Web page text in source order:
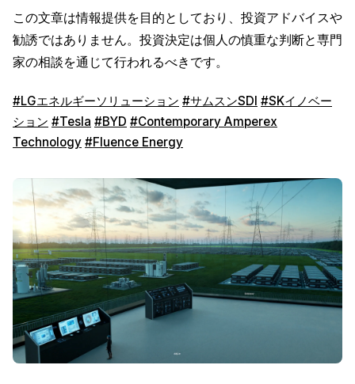
この文章は情報提供を目的としており、投資アドバイスや
勧誘ではありません。投資決定は個人の慎重な判断と専門
家の相談を通じて行われるべきです。
#LGエネルギーソリューション #サムスンSDI #SKイノベー
ション #Tesla #BYD #Contemporary Amperex
Technology #Fluence Energy